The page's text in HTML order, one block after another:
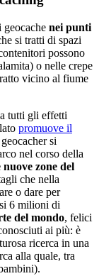
geocache nei punti
si tratti di spazi
possono
o nelle crepe
vicino al fiume
tutti gli effetti
promuove il
si
nel corso della
nuove zone del
che nella
o dare per
6 milioni di
del mondo, felici
ai più: è
ricerca in una
alla quale, tra